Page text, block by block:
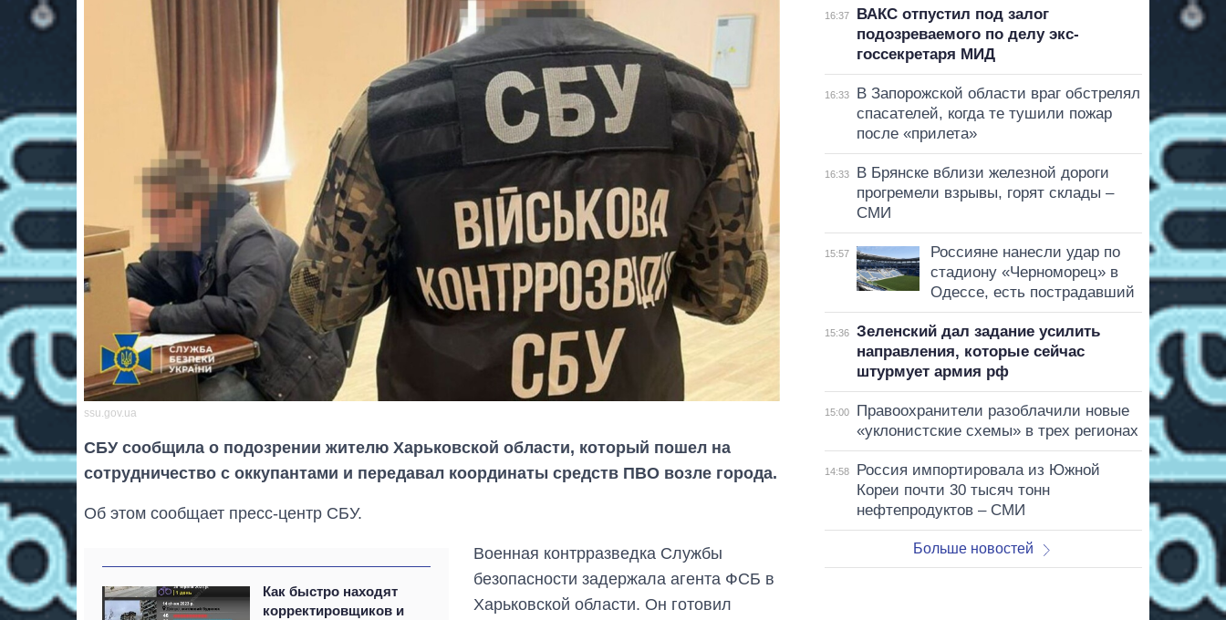
ssu.gov.ua
СБУ сообщила о подозрении жителю Харьковской области, который пошел на
сотрудничество с оккупантами и передавал координаты средств ПВО возле города.
Об этом сообщает пресс-центр СБУ.
Как быстро находят
корректировщиков и
Военная контрразведка Службы
безопасности задержала агента ФСБ в
Харьковской области. Он готовил
16:37
ВАКС отпустил под залог
подозреваемого по делу экс-
госсекретаря МИД
16:33
В Запорожской области враг обстрелял
спасателей, когда те тушили пожар
после «прилета»
16:33
В Брянске вблизи железной дороги
прогремели взрывы, горят склады –
СМИ
15:57
Россияне нанесли удар по
стадиону «Черноморец» в
Одессе, есть пострадавший
15:36
Зеленский дал задание усилить
направления, которые сейчас
штурмует армия рф
15:00
Правоохранители разоблачили новые
«уклонистские схемы» в трех регионах
14:58
Россия импортировала из Южной
Кореи почти 30 тысяч тонн
нефтепродуктов – СМИ
Больше новостей